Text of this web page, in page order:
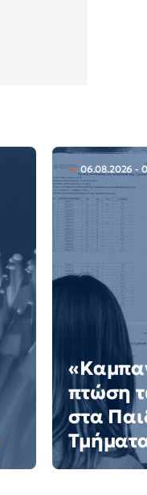
06.08.2026 -
πτώση
στα